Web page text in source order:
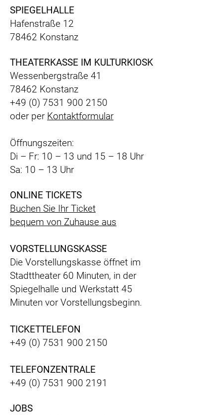
SPIEGELHALLE
Hafenstraße 12
78462 Konstanz
THEATERKASSE IM KULTURKIOSK
Wessenbergstraße 41
78462 Konstanz
+49 (0) 7531 900 2150
oder per Kontaktformular
Öffnungszeiten:
Di – Fr: 10 – 13 und 15 – 18 Uhr
Sa: 10 – 13 Uhr
ONLINE TICKETS
Buchen Sie Ihr Ticket
bequem von Zuhause aus
VORSTELLUNGSKASSE
Die Vorstellungskasse öffnet im
Stadttheater 60 Minuten, in der
Spiegelhalle und Werkstatt 45
Minuten vor Vorstellungsbeginn.
TICKETTELEFON
+49 (0) 7531 900 2150
TELEFONZENTRALE
+49 (0) 7531 900 2191
JOBS